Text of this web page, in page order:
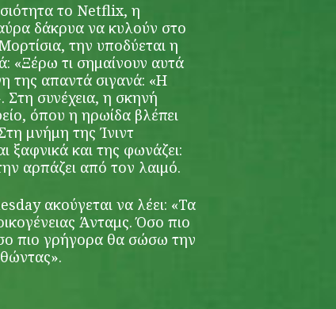
το Netflix, η
δάκρυα να κυλούν στο
την υποδύεται η
«Ξέρω τι σημαίνουν αυτά
της απαντά σιγανά: «Η
Στη συνέχεια, η σκηνή
όπου η ηρωίδα βλέπει
μνήμη της Ίνιντ
ξαφνικά και της φωνάζει:
αρπάζει από τον λαιμό.
ακούγεται να λέει: «Τα
Άνταμς. Όσο πιο
πιο γρήγορα θα σώσω την